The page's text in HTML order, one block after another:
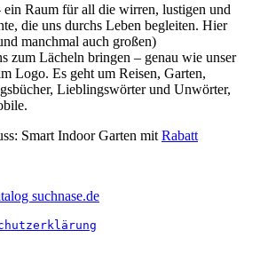
ein Raum für all die wirren, lustigen und
die uns durchs Leben begleiten. Hier
manchmal auch großen)
zum Lächeln bringen – genau wie unser
Logo. Es geht um Reisen, Garten,
Lieblingswörter und Unwörter,
Smart Indoor Garten mit Rabatt
suchnase.de